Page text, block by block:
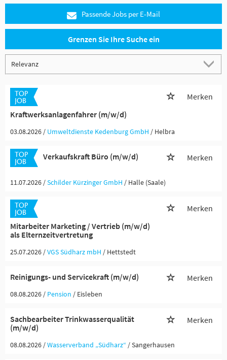
Passende Jobs per E-Mail
Grenzen Sie Ihre Suche ein
Kraftwerksanlagenfahrer (m/w/d)
Merken
03.08.2026 / Umweltdienste Kedenburg GmbH / Helbra
Verkaufskraft Büro (m/w/d) Merken
11.07.2026 /Schilder Kürzinger GmbH / Halle (Saale)
Mitarbeiter Marketing / Vertrieb (m/w/d)
als Elternzeitvertretung
Merken
25.07.2026 /VGS Südharz mbH / Hettstedt
Reinigungs- und Servicekraft (m/w/d) Merken
08.08.2026 / Pension / Eisleben
Sachbearbeiter Trinkwasserqualität
(m/w/d)
Merken
08.08.2026 /Wasserverband „Südharz“ / Sangerhausen